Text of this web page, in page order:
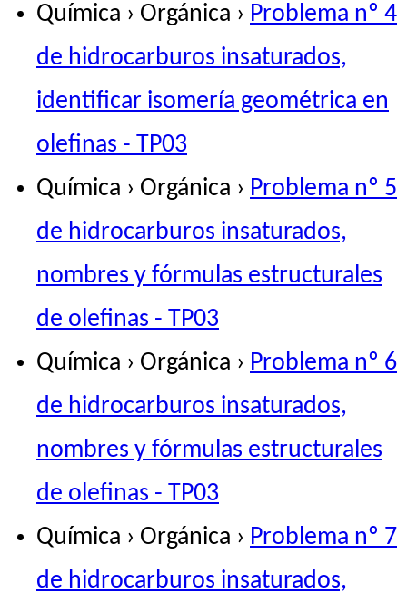
Química › Orgánica › Problema nº 4
de hidrocarburos insaturados,
identificar isomería geométrica en
olefinas - TP03
Química › Orgánica › Problema nº 5
de hidrocarburos insaturados,
nombres y fórmulas estructurales
de olefinas - TP03
Química › Orgánica › Problema nº 6
de hidrocarburos insaturados,
nombres y fórmulas estructurales
de olefinas - TP03
Química › Orgánica › Problema nº 7
de hidrocarburos insaturados,